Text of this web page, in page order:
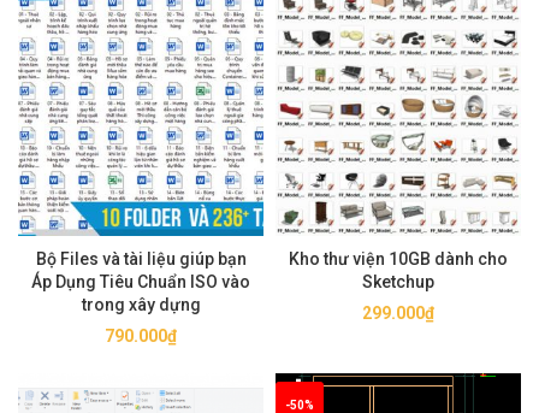
Bộ Files và tài liệu giúp bạn
Áp Dụng Tiêu Chuẩn ISO vào
trong xây dựng
790.000₫
Kho thư viện 10GB dành cho
Sketchup
299.000₫
-50%